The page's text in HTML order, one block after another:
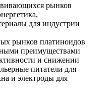
рынков
для индустрии
рынков платиноидов
преимуществами
и снижении
питатели для
и электроды для